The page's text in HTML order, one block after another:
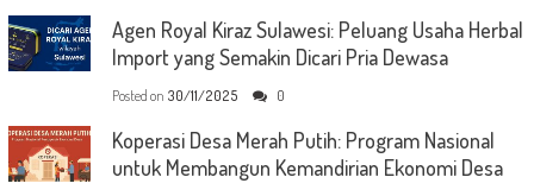
Agen Royal Kiraz Sulawesi: Peluang Usaha Herbal
Import yang Semakin Dicari Pria Dewasa
Posted on 30/11/2025 0
Koperasi Desa Merah Putih: Program Nasional
untuk Membangun Kemandirian Ekonomi Desa